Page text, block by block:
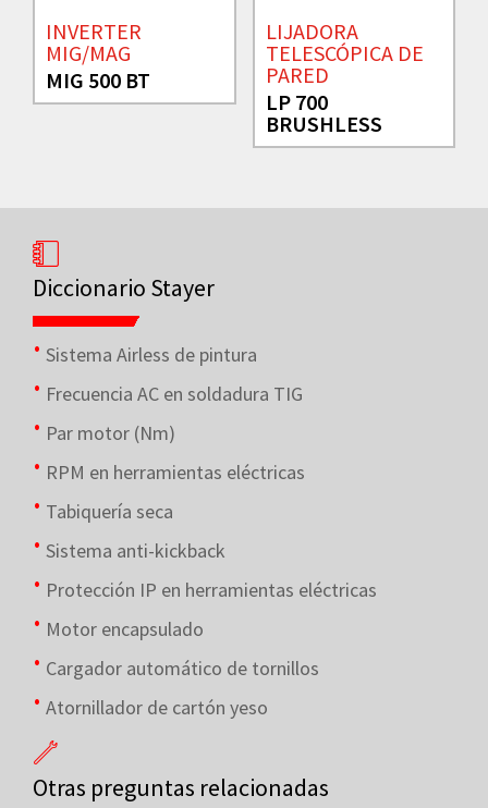
INVERTER
MIG/MAG
MIG 500 BT
LIJADORA
TELESCÓPICA DE
PARED
LP 700
BRUSHLESS
Diccionario Stayer
Sistema Airless de pintura
Frecuencia AC en soldadura TIG
Par motor (Nm)
RPM en herramientas eléctricas
Tabiquería seca
Sistema anti-kickback
Protección IP en herramientas eléctricas
Motor encapsulado
Cargador automático de tornillos
Atornillador de cartón yeso
Otras preguntas relacionadas